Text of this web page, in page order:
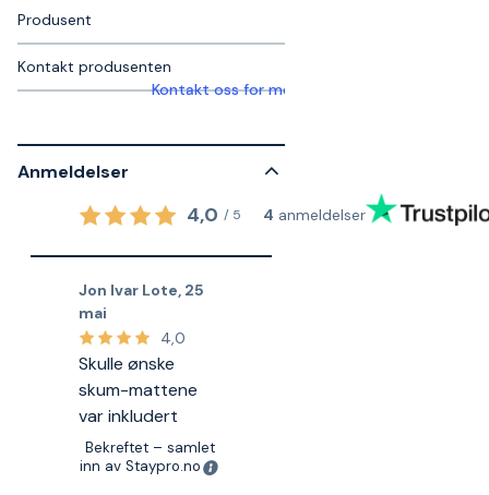
Produsent
Kontakt produsenten
Kontakt oss for mer informasjon
Anmeldelser
4,0 / 5 4 anmeldelser
Jon Ivar Lote, 25
mai
4,0
Skulle ønske
skum-mattene
var inkludert
Bekreftet – samlet
inn av Staypro.no